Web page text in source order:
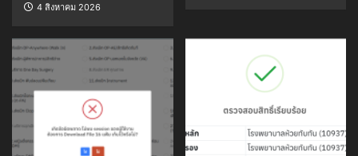
4 สิงหาคม 2026